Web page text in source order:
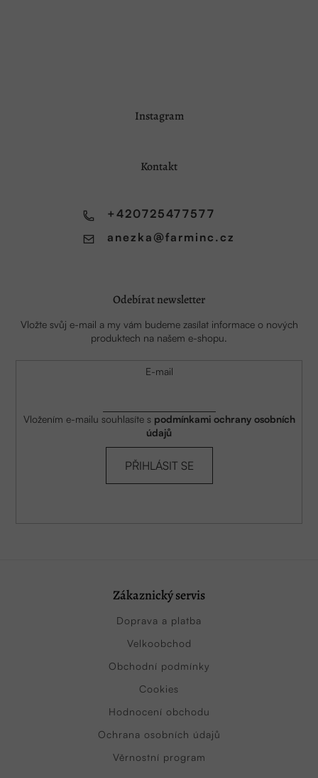
Instagram
Kontakt
anezka @farminc.cz
+420725477577
Odebírat newsletter
Vložte svůj e-mail a my vám budeme zasílat informace o nových
produktech na našem e-shopu.
E-mail
Vložením e-mailu souhlasíte s podmínkami ochrany osobních
údajů
PŘIHLÁSIT SE
Zákaznický servis
Doprava a platba
Velkoobchod
Obchodní podmínky
Cookies
Hodnocení obchodu
Ochrana osobních údajů
Věrnostní program